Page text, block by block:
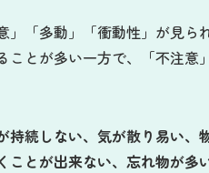
」「多動」「衝動性」が見
ことが多い一方で、「不注意
持続しない、気が散り易い、
ことが出来ない、忘れ物が